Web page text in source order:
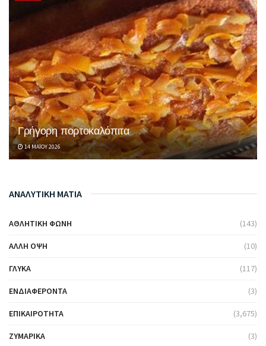
Γρήγορη πορτοκαλόπιτα
14 ΜΑΪ́ΟΥ 2026
ΑΝΑΛΥΤΙΚΗ ΜΑΤΙΑ
ΑΘΛΗΤΙΚΉ ΦΩΝΉ (143)
ΆΛΛΗ ΌΨΗ (10)
ΓΛΥΚΆ (117)
ΕΝΔΙΑΦΈΡΟΝΤΑ (3)
ΕΠΙΚΑΙΡΌΤΗΤΑ (3,675)
ΖΥΜΑΡΙΚΆ (3)